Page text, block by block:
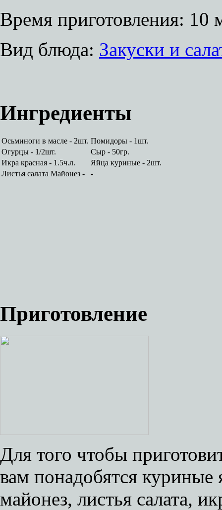
Время приготовления: 10
Вид блюда: Закуски и
Ингредиенты
Осьминоги в масле - 2шт. Помидоры - 1шт.
Огурцы - 1/2шт.
Сыр - 50гр.
Икра красная - 1.5ч.л.
Яйца куриные - 2шт.
Листья салата Майонез -
-
Приготовление
Для того чтобы
вам понадобятся
майонез, листья салата,